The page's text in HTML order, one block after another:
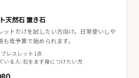
天然石 置き石
ットだけを試したい方向け。日常使いしや
も低予算で始められます。
ブレスレット1点
いる人: 石をまず身につけたい方